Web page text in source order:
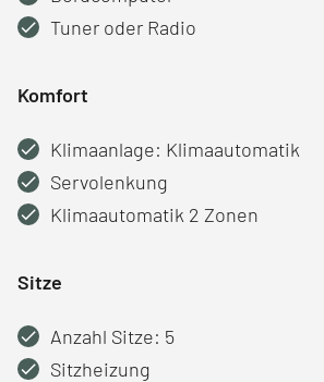
Tuner oder Radio
Komfort
Klimaanlage: Klimaautomatik
Servolenkung
Klimaautomatik 2 Zonen
Sitze
Anzahl Sitze: 5
Sitzheizung